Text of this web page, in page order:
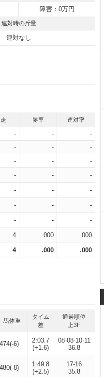
障害：0万円
連対時の斤量
連対なし
勝率 連対率
- -
-
- -
-
- -
-
- - -
- - -
- - -
- - -
4 .000 .000
4 .000 .000
馬体重
タイム
差
通過順位
上3F
474(-6)
2:03.7
(+1.6)
08-08-10-11
36.8
480(-8)
1:49.8
(+2.5)
17-16
35.8